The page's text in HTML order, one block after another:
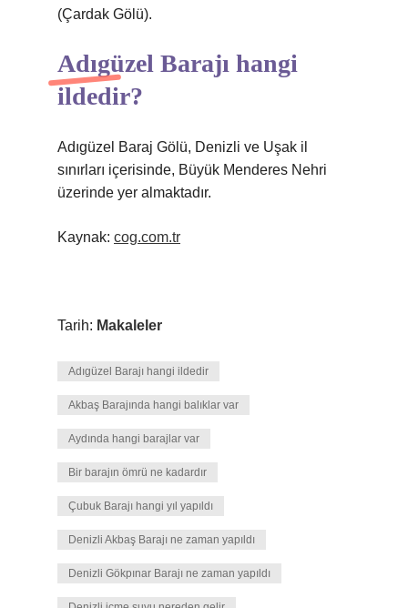
(Çardak Gölü).
Adıgüzel Barajı hangi
ildedir?
Adıgüzel Baraj Gölü, Denizli ve Uşak il
sınırları içerisinde, Büyük Menderes Nehri
üzerinde yer almaktadır.
Kaynak: cog.com.tr
Tarih: Makaleler
Adıgüzel Barajı hangi ildedir
Akbaş Barajında hangi balıklar var
Aydında hangi barajlar var
Bir barajın ömrü ne kadardır
Çubuk Barajı hangi yıl yapıldı
Denizli Akbaş Barajı ne zaman yapıldı
Denizli Gökpınar Barajı ne zaman yapıldı